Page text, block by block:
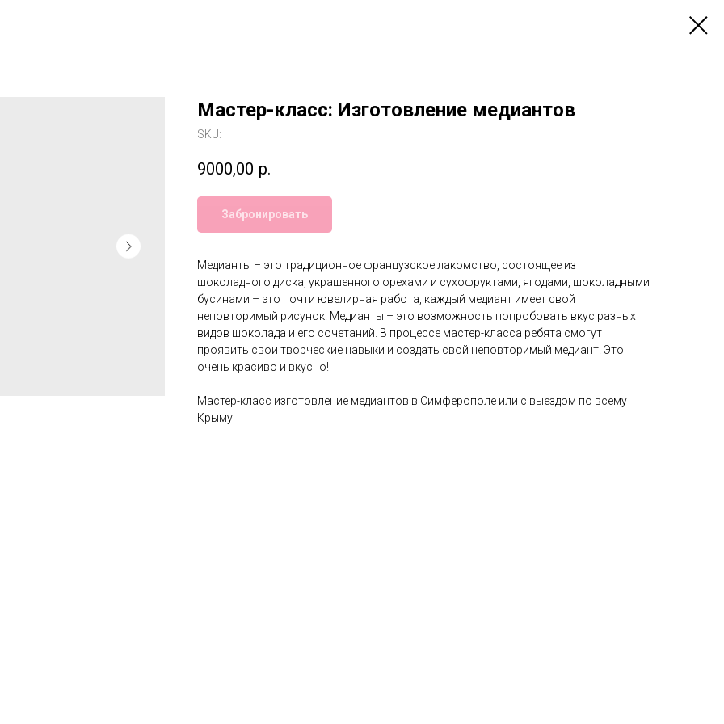
Мастер-класс: Изготовление медиантов
SKU:
9000,00 р.
Забронировать
Медианты – это традиционное французское лакомство, состоящее из
шоколадного диска, украшенного орехами и сухофруктами, ягодами, шоколадными
бусинами – это почти ювелирная работа, каждый медиант имеет свой
неповторимый рисунок. Медианты – это возможность попробовать вкус разных
видов шоколада и его сочетаний. В процессе мастер-класса ребята смогут
проявить свои творческие навыки и создать свой неповторимый медиант. Это
очень красиво и вкусно!
Мастер-класс изготовление медиантов в Симферополе или с выездом по всему
Крыму